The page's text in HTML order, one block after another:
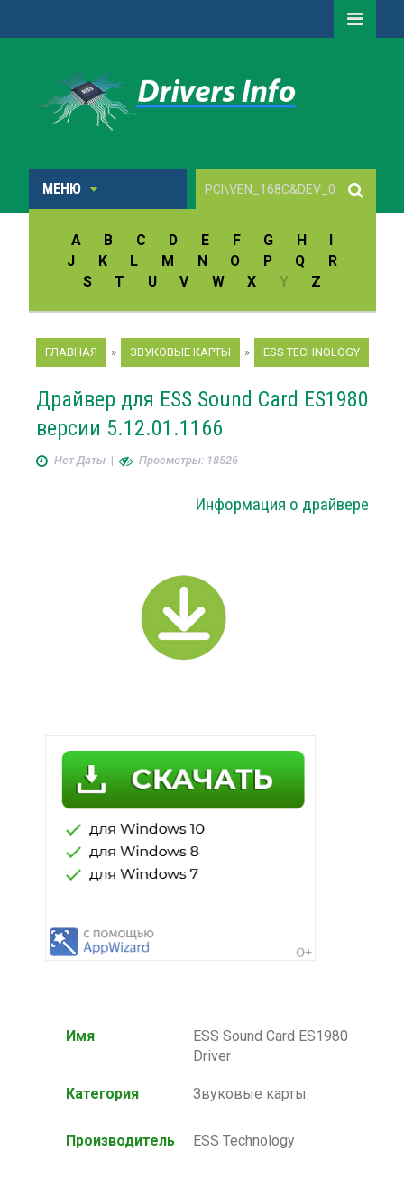
МЕНЮ
A B C D E F G H
I
J
K L M N O P Q
R
S
T U V W X Y Z
ГЛАВНАЯ » ЗВУКОВЫЕ КАРТЫ » ESS TECHNOLOGY
Драйвер для ESS Sound Card ES1980
версии 5.12.01.1166
Нет Даты| Просмотры: 18526
Информация о драйвере
Имя
ESS Sound Card ES1980
Driver
Категория Звуковые карты
Производитель ESS Technology